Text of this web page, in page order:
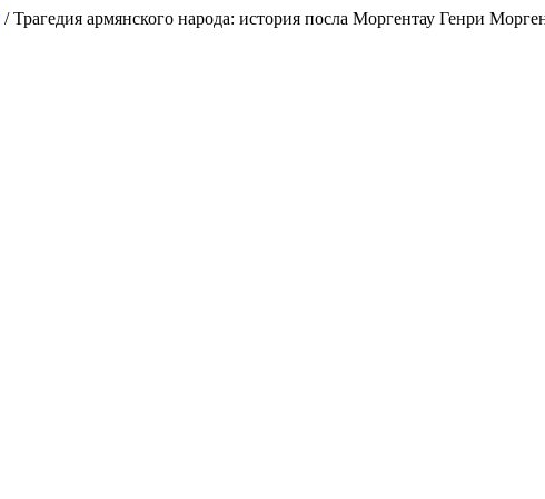
/Трагедия армянского народа: история посла Моргентау Генри